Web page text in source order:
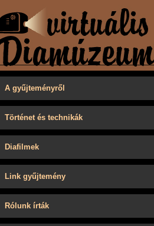
A gyűjteményről
Történet és technikák
Diafilmek
Link gyűjtemény
Rólunk írták